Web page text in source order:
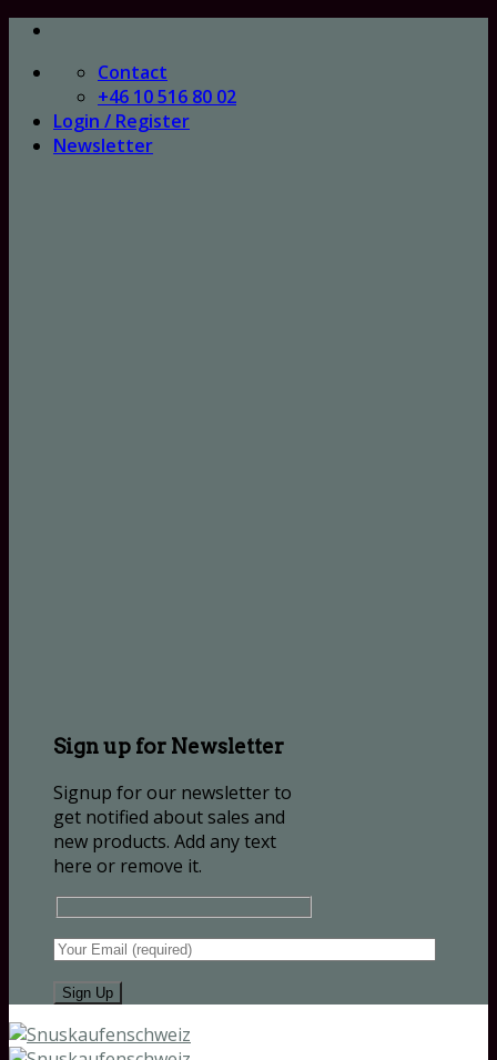
Skip
content
Contact
+46 10 516 80 02
Login / Register
Newsletter
Sign up for Newsletter
Signup for our newsletter to
get notified about sales and
new products. Add any text
here or remove it.